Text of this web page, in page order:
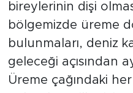
bireylerinin dişi
bölgemizde üreme
bulunmaları, deniz
geleceği açısından
Üreme çağındaki